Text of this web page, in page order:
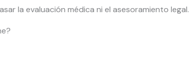
la evaluación médica ni el asesoramiento legal.